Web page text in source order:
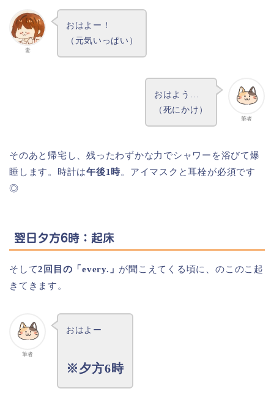
妻
おはよー！
（元気いっぱい）
筆者
おはよう…
（死にかけ）
そのあと帰宅し、残ったわずかな力でシャワーを浴びて爆
睡します。時計は午後1時。アイマスクと耳栓が必須です
◎
翌日夕方6時：起床
そして2回目の「every.」 が聞こえてくる頃に、のこのこ起
きてきます。
筆者
おはよー
※夕方6時